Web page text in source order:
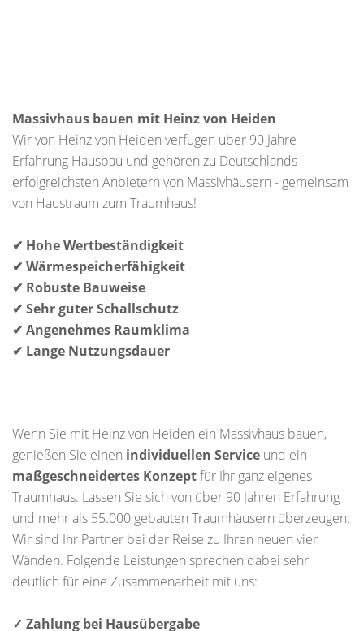
Massivhaus bauen mit Heinz von Heiden
Wir von Heinz von Heiden verfügen über 90 Jahre
Erfahrung Hausbau und gehören zu Deutschlands
erfolgreichsten Anbietern von Massivhäusern - gemeinsam
von Haustraum zum Traumhaus!
✔ Hohe Wertbeständigkeit
✔ Wärmespeicherfähigkeit
✔ Robuste Bauweise
✔ Sehr guter Schallschutz
✔ Angenehmes Raumklima
✔ Lange Nutzungsdauer
Wenn Sie mit Heinz von Heiden ein Massivhaus bauen,
genießen Sie einen individuellen Service und ein
maßgeschneidertes Konzeptfür Ihr ganz eigenes
Traumhaus. Lassen Sie sich von über 90 Jahren Erfahrung
und mehr als 55.000 gebauten Traumhäusern überzeugen:
Wir sind Ihr Partner bei der Reise zu Ihren neuen vier
Wänden. Folgende Leistungen sprechen dabei sehr
deutlich für eine Zusammenarbeit mit uns:
✓ Zahlung bei Hausübergabe